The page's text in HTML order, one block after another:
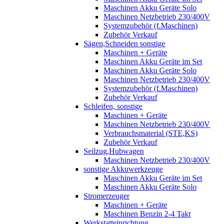
Maschinen Akku Geräte Solo
Maschinen Netzbetrieb 230/400V
Systemzubehör (f.Maschinen)
Zubehör Verkauf
Sägen,Schneiden sonstige
Maschinen + Geräte
Maschinen Akku Geräte im Set
Maschinen Akku Geräte Solo
Maschinen Netzbetrieb 230/400V
Systemzubehör (f.Maschinen)
Zubehör Verkauf
Schleifen, sonstige
Maschinen + Geräte
Maschinen Netzbetrieb 230/400V
Verbrauchsmaterial (STE,KS)
Zubehör Verkauf
Seilzug,Hubwagen
Maschinen Netzbetrieb 230/400V
sonstige Akkuwerkzeuge
Maschinen Akku Geräte im Set
Maschinen Akku Geräte Solo
Stromerzeuger
Maschinen + Geräte
Maschinen Benzin 2-4 Takt